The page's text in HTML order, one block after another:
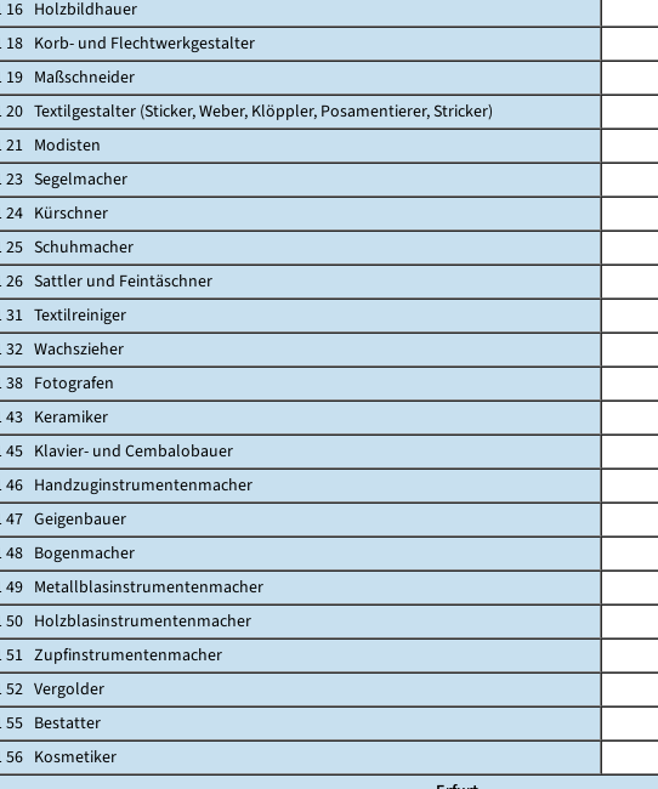
Holzbildhauer
Korb- und Flechtwerkgestalter
Maßschneider
Textilgestalter (Sticker, Weber, Klöppler, Posamentierer, Stricker)
Modisten
Segelmacher
Kürschner
Schuhmacher
Sattler und Feintäschner
Textilreiniger
Wachszieher
Fotografen
Keramiker
Klavier- und Cembalobauer
Handzuginstrumentenmacher
Geigenbauer
Bogenmacher
Metallblasinstrumentenmacher
Holzblasinstrumentenmacher
Zupfinstrumentenmacher
Vergolder
Bestatter
Kosmetiker